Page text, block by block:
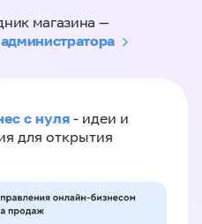
магазина —
с нуля - идеи и
для открытия